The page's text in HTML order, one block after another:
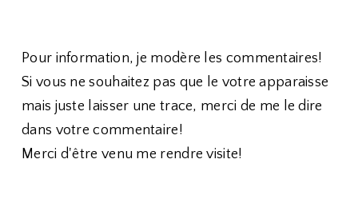
Pour information, je modère les commentaires!
Si vous ne souhaitez pas que le votre apparaisse
mais juste laisser une trace, merci de me le dire
dans votre commentaire!
Merci d'être venu me rendre visite!